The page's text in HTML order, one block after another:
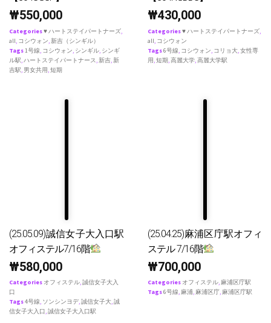
₩550,000
Categories♥ ハートステイパートナーズ,
all, コシウォン,新吉（シンギル）
Tags1号線, コシウォン, シンギル, シンギ
ル駅,ハートステイパートナース,新吉,新
吉駅, 男女共用,短期
₩430,000
Categories♥ ハートステイパートナーズ,
all, コシウォン
Tags6号線, コシウォン, コリョ大,女性専
用,短期,高麗大学,高麗大学駅
(25.05.09)誠信女子大入口駅
オフィステル7/16階
₩580,000
Categories オフィステル,誠信女子大入
口
Tags4号線, ソンシンヨデ,誠信女子大,誠
信女子大入口,誠信女子大入口駅
(25.04.25)麻浦区庁駅オフィ
ステル 7/16階
₩700,000
Categories オフィステル, 麻浦区庁駅
Tags6号線, 麻浦, 麻浦区庁, 麻浦区庁駅